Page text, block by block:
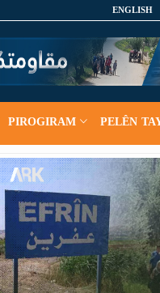
ENGLISH
PIROGIRAM PELÊN